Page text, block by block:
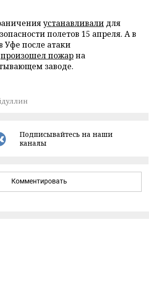
устанавливали для
полетов 15 апреля. А в
Уфе после атаки
произошел пожарна
заводе.
Подписывайтесь на наши
каналы
Комментировать